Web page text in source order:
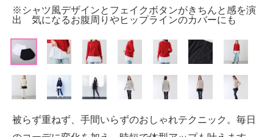
※シャツ風デザインとフェイクボタンがきちんと感を演
出 気になるお腹周りやヒップラインのカバーにも
被らず重ねず、手間いらずのおしゃれテクニック。毎日